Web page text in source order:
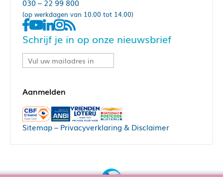
030 – 22 99 800
(op werkdagen van 10.00 tot 14.00)
Schrijf je in op onze nieuwsbrief
Sitemap– Privacyverklaring & Disclaimer